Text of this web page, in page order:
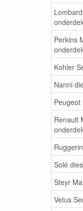
Perkins
Kohler
Nanni
Peugeot
Renault
Solé
Steyr
Vetus